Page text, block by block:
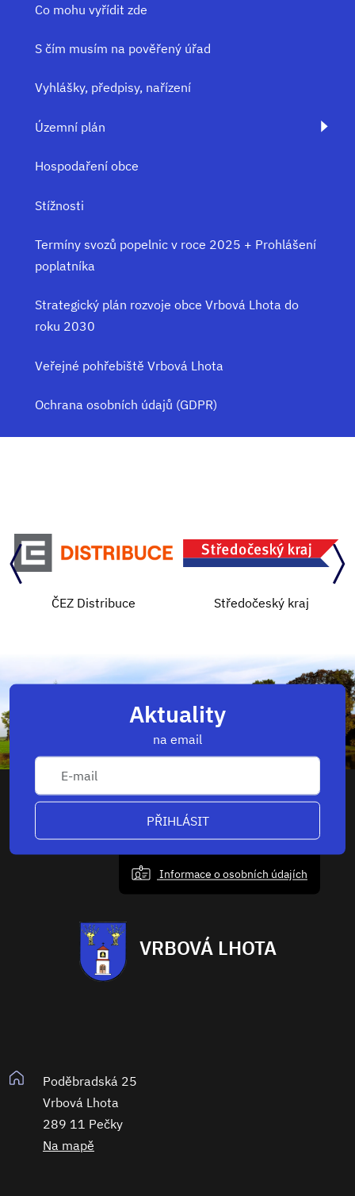
Co mohu vyřídit zde
S čím musím na pověřený úřad
Vyhlášky, předpisy, nařízení
Územní plán
Hospodaření obce
Stížnosti
Termíny svozů popelnic v roce 2025 + Prohlášení
poplatníka
Strategický plán rozvoje obce Vrbová Lhota do
roku 2030
Veřejné pohřebiště Vrbová Lhota
Ochrana osobních údajů (GDPR)
ČEZ Distribuce Středočeský kraj
Aktuality
na email
PŘIHLÁSIT
Informace o osobních údajích
VRBOVÁ LHOTA
Poděbradská 25
Vrbová Lhota
289 11 Pečky
Na mapě